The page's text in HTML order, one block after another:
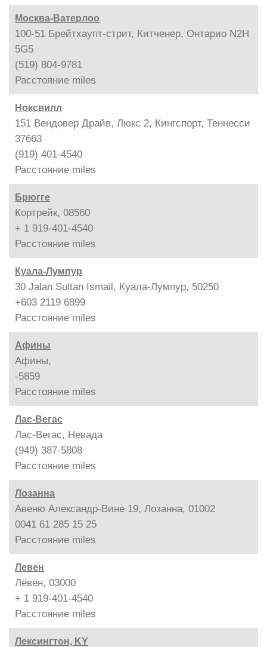
Москва-Ватерлоо
100-51 Брейтхаупт-стрит, Китченер, Онтарио N2H
5G5
(519) 804-9781
Расстояние miles
Ноксвилл
151 Вендовер Драйв, Люкс 2, Кингспорт, Теннесси
37663
(919) 401-4540
Расстояние miles
Брюгге
Кортрейк, 08560
+ 1 919-401-4540
Расстояние miles
Куала-Лумпур
30 Jalan Sultan Ismail, Куала-Лумпур, 50250
+603 2119 6899
Расстояние miles
Афины
Афины,
-5859
Расстояние miles
Лас-Вегас
Лас-Вегас, Невада
(949) 387-5808
Расстояние miles
Лозанна
Авеню Александр-Вине 19, Лозанна, 01002
0041 61 285 15 25
Расстояние miles
Левен
Лёвен, 03000
+ 1 919-401-4540
Расстояние miles
Лексингтон, KY